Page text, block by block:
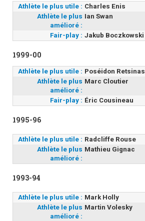
Athlète le plus utile : Charles Enis
Athlète le plus
amélioré :
Ian Swan
Fair-play : Jakub Boczkowski
1999-00
Athlète le plus utile : Poséidon Retsinas
Athlète le plus
amélioré :
Marc Cloutier
Fair-play : Éric Cousineau
1995-96
Athlète le plus utile : Radcliffe Rouse
Athlète le plus
amélioré :
Mathieu Gignac
1993-94
Athlète le plus utile : Mark Holly
Athlète le plus
amélioré :
Martin Volesky